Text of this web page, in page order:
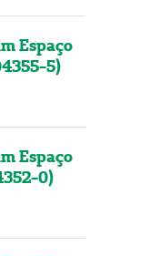
Espaço
5)
Espaço
0)